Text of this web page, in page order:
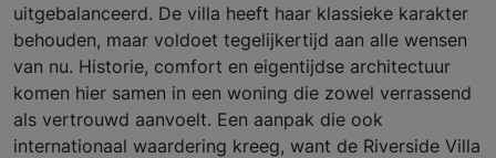
uitgebalanceerd. De villa heeft haar klassieke karakter
behouden, maar voldoet tegelijkertijd aan alle wensen
van nu. Historie, comfort en eigentijdse architectuur
komen hier samen in een woning die zowel verrassend
als vertrouwd aanvoelt. Een aanpak die ook
internationaal waardering kreeg, want de Riverside Villa